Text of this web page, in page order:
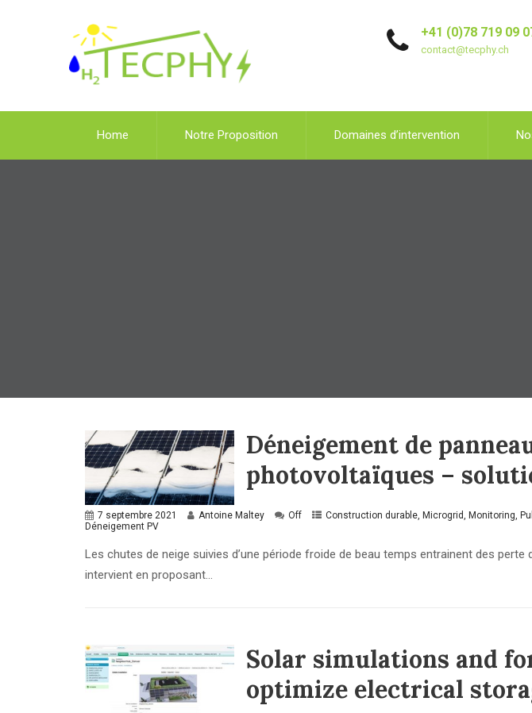
+41 (0)78 719 09
contact@tecphy.ch
Home Notre Proposition Domaines d’intervention
Déneigement de
photovoltaïques –
7 septembre 2021 Antoine Maltey Off Construction durable Microgrid Monitoring
Déneigement PV
Les chutes de neige suivies d’une période froide de beau temps entrainent des perte
intervient en proposant...
Solar simulations and
optimize electrical